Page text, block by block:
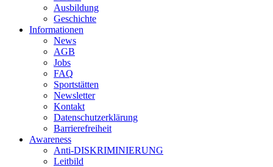
Ausbildung
Geschichte
Informationen
News
AGB
Jobs
FAQ
Sportstätten
Newsletter
Kontakt
Datenschutzerklärung
Barrierefreiheit
Awareness
Anti-DISKRIMINIERUNG
Leitbild